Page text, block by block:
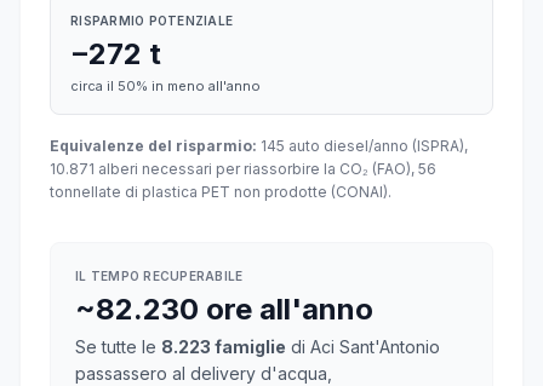
RISPARMIO POTENZIALE
−272 t
circa il 50% in meno all'anno
Equivalenze del risparmio: 145 auto diesel/anno (ISPRA),
10.871 alberi necessari per riassorbire la CO₂ (FAO), 56
tonnellate di plastica PET non prodotte (CONAI).
IL TEMPO RECUPERABILE
~82.230 ore all'anno
Se tutte le 8.223 famiglie di Aci Sant'Antonio
passassero al delivery d'acqua,